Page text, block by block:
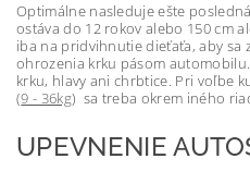
Optimálne nasleduje ešte
ostáva do 12 rokov alebo 150 cm
iba na pridvihnutie dieťaťa, aby sa
ohrozenia krku pásom
krku, hlavy ani chrbtice. Pri voľbe
(9 - 36kg) sa treba okrem iného
UPEVNENIE